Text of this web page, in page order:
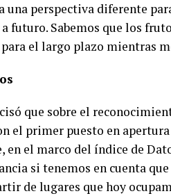
perspectiva diferente
futuro. Sabemos que los
el largo plazo mientras
que sobre el
el primer puesto en
en el marco del índice de
si tenemos en cuenta
de lugares que hoy